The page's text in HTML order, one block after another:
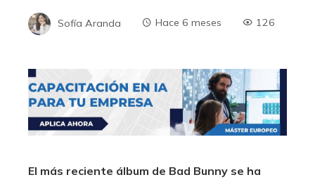
Sofía Aranda Hace 6 meses 126
El más reciente álbum de Bad Bunny se ha